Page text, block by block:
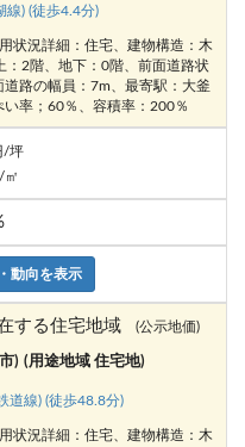
線) (徒歩4.4分)
状況詳細：住宅、建物構造：木
：2階、地下：0階、前面道路状
路の幅員：7m、最寄駅：大釜
率；60％、容積率：200％
/坪
㎡
動向を表示
する住宅地域 (公示地価)
) (用途地域 住宅地)
道線) (徒歩48.8分)
状況詳細：住宅、建物構造：木